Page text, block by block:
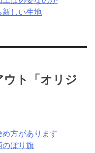
新しい生地
ウト「オリジ
方があります
のぼり旗